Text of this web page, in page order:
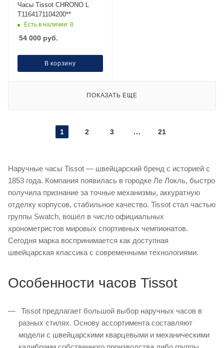
Часы Тissot CHRONO L
T1164171104200**
Есть в наличии: 8
54 000 руб.
В корзину
ПОКАЗАТЬ ЕЩЕ
1 2 3 21
Наручные часы Tissot — швейцарский бренд с историей с
1853 года. Компания появилась в городке Ле Локль, быстро
получила признание за точные механизмы, аккуратную
отделку корпусов, стабильное качество. Tissot стал частью
группы Swatch, вошёл в число официальных
хронометристов мировых спортивных чемпионатов.
Сегодня марка воспринимается как доступная
швейцарская классика с современными технологиями.
Особенности часов Tissot
Tissot предлагает большой выбор наручных часов в
разных стилях. Основу ассортимента составляют
модели с швейцарскими кварцевыми и механическими